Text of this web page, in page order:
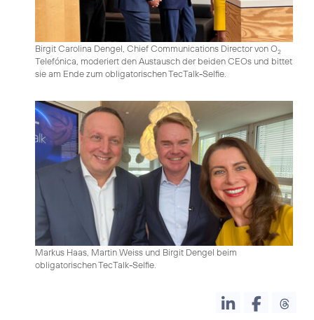
Birgit Carolina Dengel, Chief Communications Director von O2
Telefónica, moderiert den Austausch der beiden CEOs und bittet
sie am Ende zum obligatorischen TecTalk-Selfie.
Markus Haas, Martin Weiss und Birgit Dengel beim
obligatorischen TecTalk-Selfie.